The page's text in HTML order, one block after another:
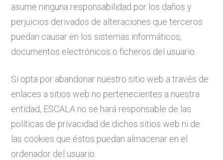
asume ninguna responsabilidad por los daños y
perjuicios derivados de alteraciones que terceros
puedan causar en los sistemas informáticos,
documentos electrónicos o ficheros del usuario.
Si opta por abandonar nuestro sitio web a través de
enlaces a sitios web no pertenecientes a nuestra
entidad, ESCALA no se hará responsable de las
políticas de privacidad de dichos sitios web ni de
las cookies que éstos puedan almacenar en el
ordenador del usuario.